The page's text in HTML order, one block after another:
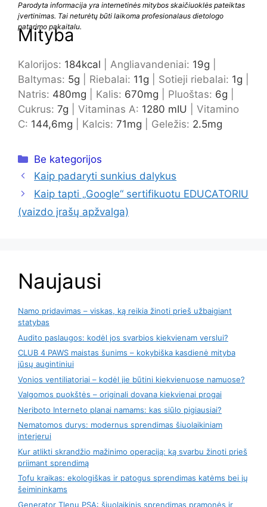
Parodyta informacija yra internetinės mitybos skaičiuoklės pateiktas
įvertinimas. Tai neturėtų būti laikoma profesionalaus dietologo
patarimo pakaitalu.
Mityba
Kalorijos: 184kcal Angliavandeniai: 19g
Baltymas: 5g Riebalai: 11g Sotieji riebalai: 1g
Natris: 480mg Kalis: 670mg Pluoštas: 6g
Cukrus: 7g Vitaminas A: 1280 mIU
Vitamino
C: 144,6mg Kalcis: 71mg Geležis: 2.5mg
Kategorijos
Be kategorijos
Kaip padaryti sunkius dalykus
Kaip tapti „Google“ sertifikuotu EDUCATORIU
(vaizdo įrašų apžvalga)
Naujausi
Namo pridavimas – viskas, ką reikia žinoti prieš užbaigiant
statybas
Audito paslaugos: kodėl jos svarbios kiekvienam verslui?
CLUB 4 PAWS maistas šunims – kokybiška kasdienė mityba
jūsų augintiniui
Vonios ventiliatoriai – kodėl jie būtini kiekvienuose namuose?
Valgomos puokštės – originali dovana kiekvienai progai
Neriboto Interneto planai namams: kas siūlo pigiausiai?
Nematomos durys: modernus sprendimas šiuolaikiniam
interjerui
Kur atlikti skrandžio mažinimo operaciją: ką svarbu žinoti prieš
priimant sprendimą
Tofu kraikas: ekologiškas ir patogus sprendimas katėms bei jų
šeimininkams
Generator Tlenu PSA: šiuolaikinis sprendimas pramonės ir